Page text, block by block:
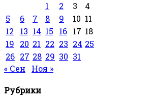
1
2 3
4
5
6 7 8 9 10 11
12
13 14 15 16 17 18
19
20 21 22 23 24 25
26 27 28 29 30 31
« Сен
Ноя »
Рубрики